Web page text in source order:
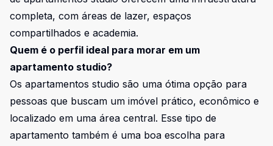
completa, com áreas de lazer, espaços
compartilhados e academia.
Quem é o perfil ideal para morar em um
apartamento studio?
Os apartamentos studio são uma ótima opção para
pessoas que buscam um imóvel prático, econômico e
localizado em uma área central. Esse tipo de
apartamento também é uma boa escolha para